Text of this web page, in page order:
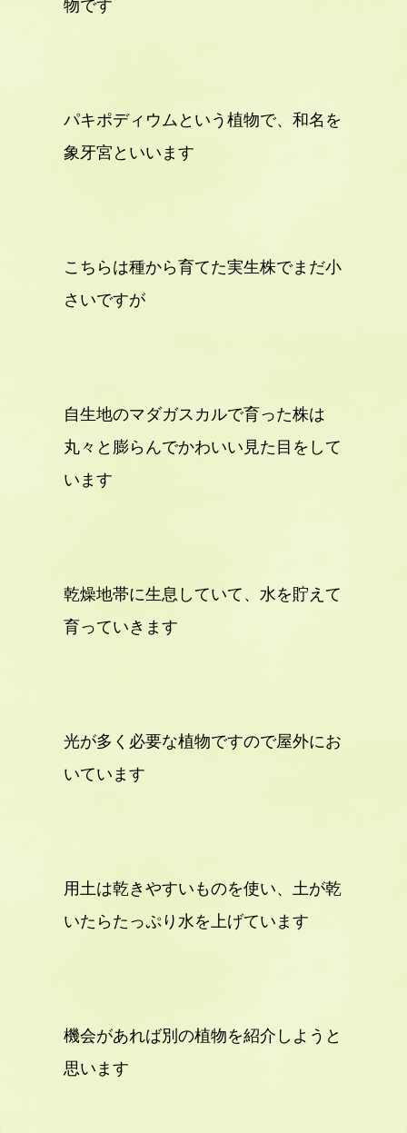
パキポディウムという植物で、和名を
象牙宮といいます
こちらは種から育てた実生株でまだ小
さいですが
自生地のマダガスカルで育った株は
丸々と膨らんでかわいい見た目をして
います
乾燥地帯に生息していて、水を貯えて
育っていきます
光が多く必要な植物ですので屋外にお
いています
用土は乾きやすいものを使い、土が乾
いたらたっぷり水を上げています
機会があれば別の植物を紹介しようと
思います